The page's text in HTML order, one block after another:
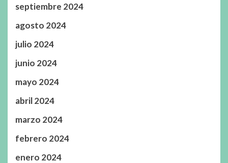
septiembre 2024
agosto 2024
julio 2024
junio 2024
mayo 2024
abril 2024
marzo 2024
febrero 2024
enero 2024